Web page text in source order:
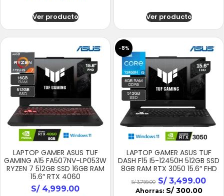
Ver producto Ver producto
LAPTOP GAMER ASUS TUF
GAMING A15 FA507NV-LP053W
RYZEN 7 512GB SSD 16GB RAM
15.6″ RTX 4060
S/4,999.00
-8%
LAPTOP GAMER ASUS TUF
DASH F15 I5-12450H 512GB SSD
8GB RAM RTX 3050 15.6″ FHD
S/3,799.00 S/3,499.00
Ahorras: S/300.00